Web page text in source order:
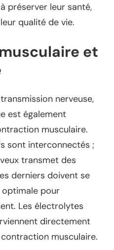
préserver leur santé,
qualité de vie.
et
nerveuse,
est également
musculaire.
sont interconnectés ;
transmet des
derniers doivent se
pour
Les électrolytes
directement
musculaire.